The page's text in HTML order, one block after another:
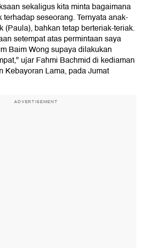
sekaligus kita minta bagaimana
seseorang. Ternyata anak-
(Paula), bahkan tetap berteriak-teriak.
setempat atas permintaan saya
Baim Wong supaya dilakukan
ujar Fahmi Bachmid di kediaman
Kebayoran Lama, pada Jumat
ADVERTISEMENT